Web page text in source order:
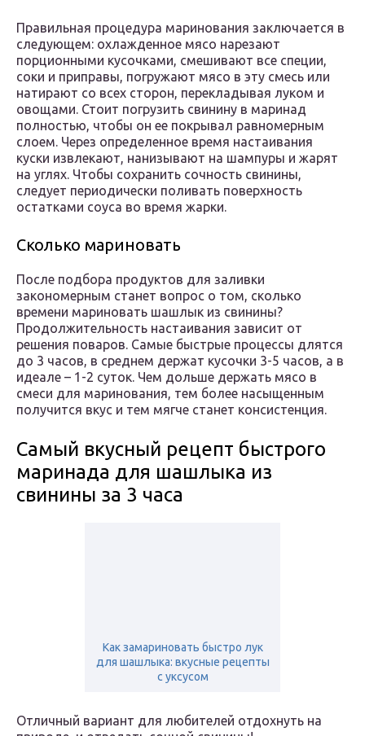
Правильная процедура маринования заключается в
следующем: охлажденное мясо нарезают
порционными кусочками, смешивают все специи,
соки и приправы, погружают мясо в эту смесь или
натирают со всех сторон, перекладывая луком и
овощами. Стоит погрузить свинину в маринад
полностью, чтобы он ее покрывал равномерным
слоем. Через определенное время настаивания
куски извлекают, нанизывают на шампуры и жарят
на углях. Чтобы сохранить сочность свинины,
следует периодически поливать поверхность
остатками соуса во время жарки.
Сколько мариновать
После подбора продуктов для заливки
закономерным станет вопрос о том, сколько
времени мариновать шашлык из свинины?
Продолжительность настаивания зависит от
решения поваров. Самые быстрые процессы длятся
до 3 часов, в среднем держат кусочки 3-5 часов, а в
идеале – 1-2 суток. Чем дольше держать мясо в
смеси для маринования, тем более насыщенным
получится вкус и тем мягче станет консистенция.
Самый вкусный рецепт быстрого
маринада для шашлыка из
свинины за 3 часа
Как замариновать быстро лук
для шашлыка: вкусные рецепты
с уксусом
Отличный вариант для любителей отдохнуть на